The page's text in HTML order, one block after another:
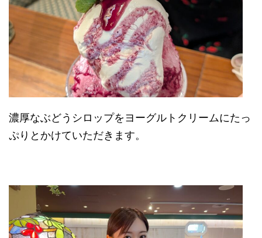
濃厚なぶどうシロップをヨーグルトクリームにたっ
ぷりとかけていただきます。